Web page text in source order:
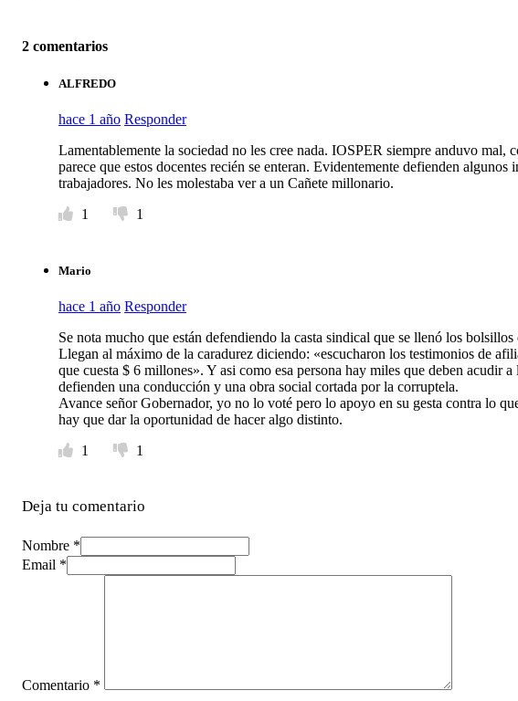
2 comentarios
ALFREDO
hace 1 año Responder
Lamentablemente la sociedad no les cree nada. IOSPER siempre anduvo mal,
parece que estos docentes recién se enteran. Evidentemente defienden algunos
trabajadores. No les molestaba ver a un Cañete millonario.
1
1
Mario
hace 1 año Responder
Se nota mucho que están defendiendo la casta sindical que se llenó los
Llegan al máximo de la caradurez diciendo: «escucharon los testimonios de
que cuesta $ 6 millones». Y asi como esa persona hay miles que deben acudir
defienden una conducción y una obra social cortada por la corruptela.
Avance señor Gobernador, yo no lo voté pero lo apoyo en su gesta contra lo
hay que dar la oportunidad de hacer algo distinto.
1
1
Deja tu comentario
Nombre *
Email *
Comentario *